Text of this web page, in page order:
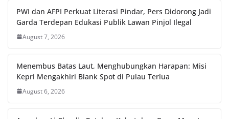
PWI dan AFPI Perkuat Literasi Pindar, Pers Didorong Jadi
Garda Terdepan Edukasi Publik Lawan Pinjol Ilegal
August 7, 2026
Menembus Batas Laut, Menghubungkan Harapan: Misi
Kepri Mengakhiri Blank Spot di Pulau Terlua
August 6, 2026